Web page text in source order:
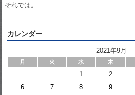
それでは。
カレンダー
2021年9月
月 火 水 木
1 2
6
7 8 9